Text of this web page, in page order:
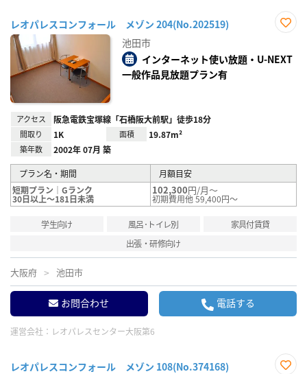
レオパレスコンフォール メゾン 204(No.202519)
り登
録
池田市
インターネット使い放題・U-NEXT
一般作品見放題プラン有
アクセス 阪急電鉄宝塚線「石橋阪大前駅」徒歩18分
間取り 1K 面積 19.87m²
築年数 2002年 07月 築
プラン名・期間
月額目安
短期プラン｜Gランク
30日以上～181日未満
102,300円/月～
初期費用他 59,400円～
学生向け 風呂･トイレ別
家具付賃貸
出張・研修向け
大阪府 池田市
お問合わせ 電話する
運営会社： レオパレスセンター大阪第6
レオパレスコンフォール メゾン 108(No.374168)